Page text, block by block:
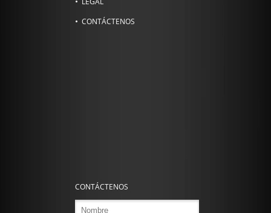
CONTÁCTENOS
CONTÁCTENOS